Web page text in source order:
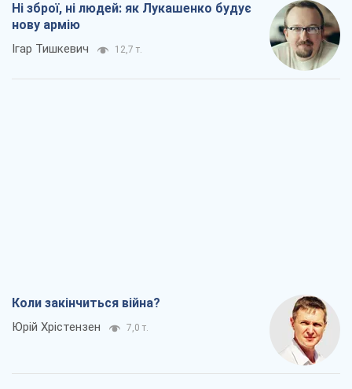
Ні зброї, ні людей: як Лукашенко будує
нову армію
Ігар Тишкевич 12,7 т.
Коли закінчиться війна?
Юрій Хрістензен 7,0 т.